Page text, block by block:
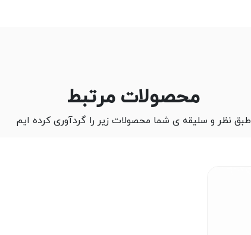
محصولات مرتبط
طبق نظر و سلیقه ی شما محصولات زیر را گردآوری کرده ایم